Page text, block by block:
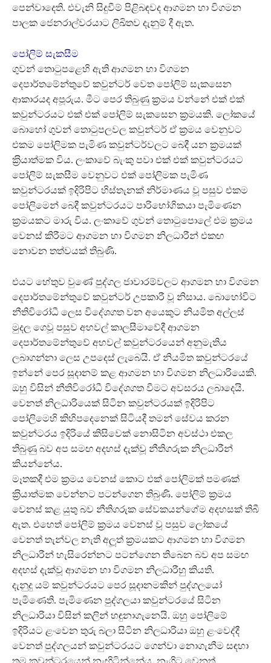
පෙන්වාදෙති. එවැනි සිදුවීම් පිළිබඳවද ආගමන හා විගමන
පාලක ජෙනරාල්වරයාට ලිඛිතව දැනුම් දී ඇත.
පෝලිම් සැකසීම
ගුවන් තොටුපළෙහි ඇති ආගමන හා විගමන
දෙපාර්තමේන්තුවේ කවුන්ටර් වෙත පෝලිම් සැකසෙන
ආකාරයද අපූරුය. මීට පෙර තිබුණු ක‍්‍රමය වන්නේ එක් එක්
කවුන්ටරයට එක් එක් පෝලිම් සැකසෙන ක‍්‍රමයකි. ලෝකයේ
බොහෝ ගුවන් තොටුපලවල කවුන්ටර් ඒ ක‍්‍රමය වෙනුවට
එකම පෝලිමක පැමිණ කවුන්ටර්වලට බෙදී යන ක‍්‍රමයක්
ක‍්‍රියාත්මක විය. ලංකාවේ බැංකු පවා එක් එක් කවුන්ටරයට
පෝලිම් සැකසීම වෙනුවට එක් පෝලිමක පැමිණ
කවුන්ටරයක් ඉදිරිපිට හිස්තැනක් නිර්මාණය වූ පසුව එකම
පෝලිමෙන් බෙදී කවුන්ටරයට පාරිභෝගි කයා පැමිණෙන
ක‍්‍රමයකට මාරු විය. ලංකාවේ ගුවන් තොටුපොලේ එම ක‍්‍රමය
වෙනස් කිරීමට ආගමන හා විගමන නිලධාරීන් එකඟ
නොවන තත්වයක් තිබුණි.
එයට හේතුව වුණේ පුද්ගල‍ ජාවාරම්වලට ආගමන හා විගමන
දෙපාර්තමේන්තුවේ කවුන්ටර් උපකාරී වූ නිසාය. බොහෝවිට
නීතිවිරෝධී ලෙස විදේශගත වන අයෙකුට නියමිත අල්ලස්
මුදල ගෙවූ පසුව අහවල් කාලසීමාවේදී ආගමන
දෙපාර්තමේන්තුවේ අහවල් කවුන්ටරයෙන් අනුමැතිය
ලබාගන්නා ලෙස උපදෙස් ලැබෙයි. ඒ නියමිත කවුන්ටරයේ
ඉන්නේ පෙර සූදානම් කළ ආගමන හා විගමන නිලධාරියෙකි.
ඔහු විසින් නීතිවිරෝධී විදේශගත වීමට අවසරය ලබාදෙයි.
වෙනත් නිලධාරියෙක් සිටින කවුන්ටරයක් ඉදිරිපිට
පෝලිමෙහි කිහිපදෙනෙක් සිටියදී තමන් සේවය කරන
කවුන්ටරය ඉදිරියේ කිසිවෙක් නොසිටින අවස්ථා එකල
තිබුණු බව අප සමඟ අදහස් දැක්වූ නීතිගරුක නිලධාරීන්
කියන්නේය.
මෑතකදී එම ක‍්‍රමය වෙනස් කොට එක් පෝලිමක් පමණක්
ක‍්‍රියාත්මක වෙන්නට පටන්ගෙන තිබුණි. පෝලිම් ක‍්‍රමය
වෙනස් කළ යුතු බව නීතිගරුක සේවකයන්ගේම අදහසක් තිබී
ඇත. එහෙත් පෝලිම් ක‍්‍රමය වෙනස් වූ පසුව ලෝකයේ
වෙනත් තැන්වල නැති අලූ‍ත් ක‍්‍රමයකට ආගමන හා විගමන
නිලධාරීන් හැසිරෙන්නට පටන්ගෙන තිබෙන බව අප සමඟ
අදහස් දැක්වූ ආගමන හා විගමන නිලධාරීහු කියති.
දැනුදු යම් කවුන්ටරයට පෙර සූදානමකින් පුද්ගලයෝ
පැමිණෙති. පැමිණෙන පුද්ගලයා කවුන්ටරයේ සිටින
නිලධාරියා විසින් කලින් හඳුනාගැනෙයි. ඔහු පෝලිමේ
ඉදිරියට ළංවෙන තුරු බලා සිටින නිලධාරියා ඔහු ළංවෙද්දී
වෙනත් පුද්ගලයන් කවුන්ටරයට ගෙන්වා නොගැනීම සඳහා
තම කවුන්ටරයෙන් නැඟිටින්නේය. නැගිට වෙනත්